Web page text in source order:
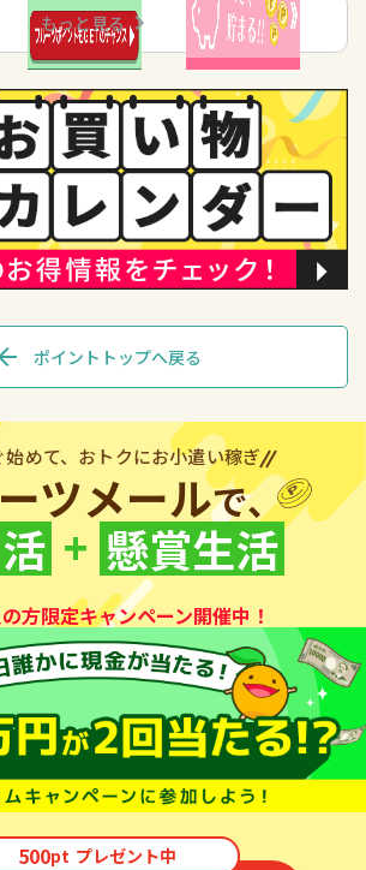
もっと見るchevron_right
ポイントトップへ戻る
始めて、おトクにお小遣い稼ぎ
ツメールで、
+ 懸賞生活
方限定キャンペーン開催中！
500pt プレゼント中